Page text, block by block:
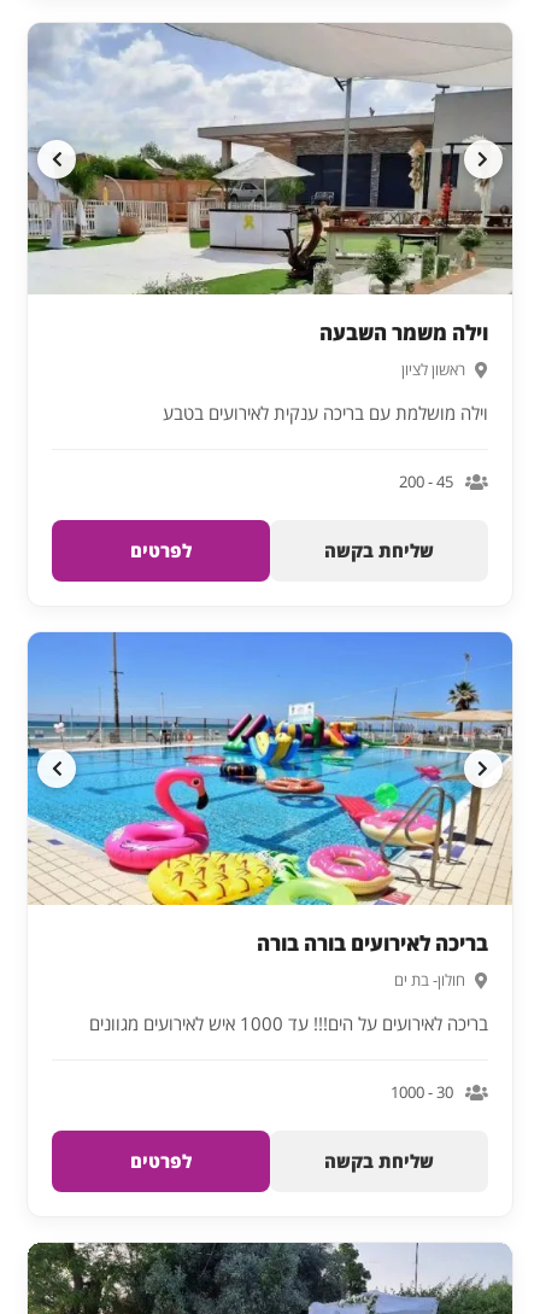
וילה משמר השבעה
ראשון לציון
וילה מושלמת עם בריכה ענקית לאירועים בטבע
45 - 200
שליחת בקשה לפרטים
בריכה לאירועים בורה בורה
חולון- בת ים
בריכה לאירועים על הים!!! עד 1000 איש לאירועים מגוונים
30 - 1000
שליחת בקשה לפרטים